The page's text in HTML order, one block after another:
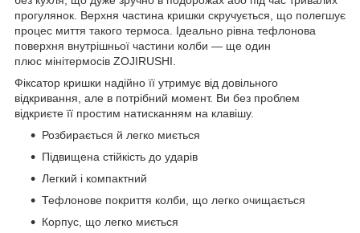
прогулянок. Верхня частина кришки скручується, що полегшує
процес миття такого термоса. Ідеально рівна тефлонова
поверхня внутрішньої частини колби — ще один
плюс мінітермосів ZOJIRUSHI.
Фіксатор кришки надійно її утримує від довільного
відкривання, але в потрібний момент. Ви без проблем
відкриєте її простим натисканням на клавішу.
Розбирається й легко миється
Підвищена стійкість до ударів
Легкий і компактний
Тефлонове покриття колби, що легко очищається
Корпус, що легко миється